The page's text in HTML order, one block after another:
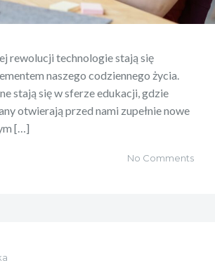
rewolucji technologie stają się
naszego codziennego życia.
stają się w sferze edukacji, gdzie
otwierają przed nami zupełnie nowe
[…]
No Comments